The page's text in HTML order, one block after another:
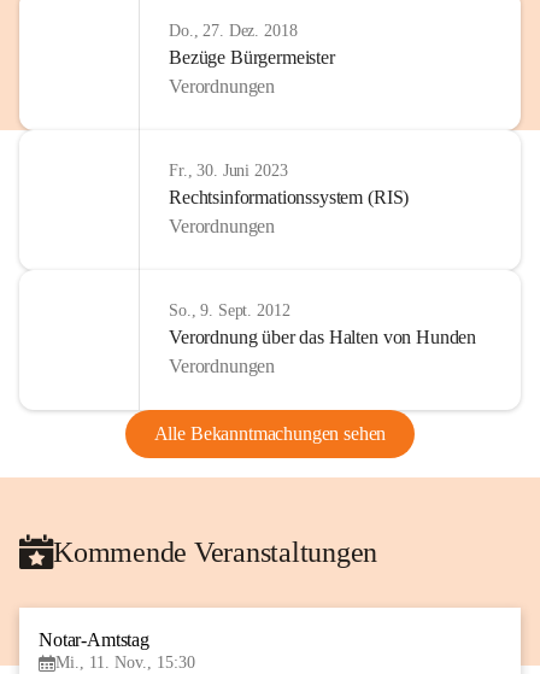
Do., 27. Dez. 2018
Bezüge Bürgermeister
Verordnungen
Fr., 30. Juni 2023
Rechtsinformationssystem (RIS)
Verordnungen
So., 9. Sept. 2012
Verordnung über das Halten von Hunden
Verordnungen
Alle Bekanntmachungen sehen
Kommende Veranstaltungen
Notar-Amtstag
Mi., 11. Nov., 15:30